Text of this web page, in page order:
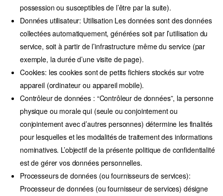
possession ou susceptibles de l’être par la suite).
Données utilisateur: Utilisation Les données sont des données
collectées automatiquement, générées soit par l’utilisation du
service, soit à partir de l’infrastructure même du service (par
exemple, la durée d’une visite de page).
Cookies: les cookies sont de petits fichiers stockés sur votre
appareil (ordinateur ou appareil mobile).
Contrôleur de données : “Contrôleur de données”, la personne
physique ou morale qui (seule ou conjointement ou
conjointement avec d’autres personnes) détermine les finalités
pour lesquelles et les modalités de traitement des informations
nominatives. L’objectif de la présente politique de confidentialité
est de gérer vos données personnelles.
Processeurs de données (ou fournisseurs de services):
Processeur de données (ou fournisseur de services) désigne